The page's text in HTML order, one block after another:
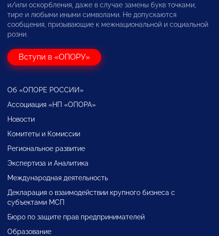
и/или оскорбления, даже в случае замены букв точками,
тире и любыми иными символами. Не допускаются
сообщения, призывающие к межнациональной и социальной
розни.
Вступи в «ОПОРУ»
Об «ОПОРЕ РОССИИ»
Ассоциация «НП «ОПОРА»
Новости
Комитеты и Комиссии
Региональное развитие
Экспертиза и Аналитика
Международная деятельность
Декларация о взаимодействии крупного бизнеса с
субъектами МСП
Бюро по защите прав предпринимателей
Образование